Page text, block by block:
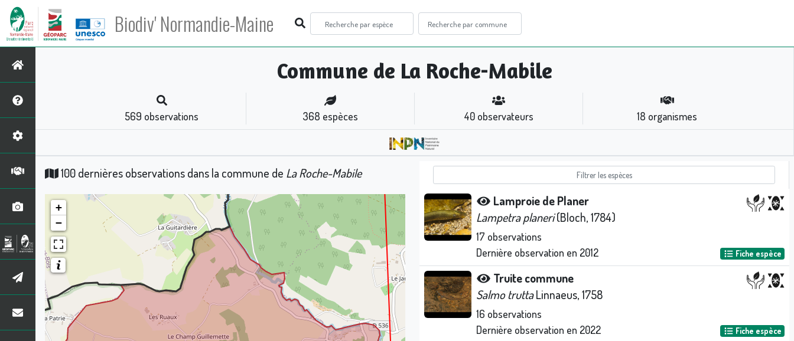
Biodiv' Normandie-Maine
Commune de La Roche-Mabile
569 observations 368 espèces 40observateurs 18 organismes
100 dernières observations dans la commune de La Roche-Mabile
+
−
Lamproie de Planer
Lampetra planeri(Bloch, 1784)
17 observations
Dernière observation en 2012 Fiche espèce
Truite commune
Salmo truttaLinnaeus, 1758
16 observations
Dernière observation en 2022 Fiche espèce